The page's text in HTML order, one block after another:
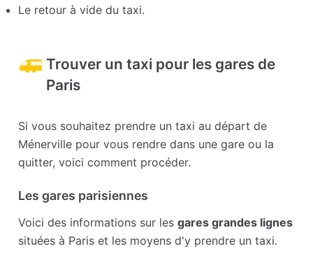
Le retour à vide du taxi.
Trouver un taxi pour les gares de
Paris
Si vous souhaitez prendre un taxi au départ de
Ménerville pour vous rendre dans une gare ou la
quitter, voici comment procéder.
Les gares parisiennes
Voici des informations sur lesgares grandes lignes
situées à Paris et les moyens d'y prendre un taxi.